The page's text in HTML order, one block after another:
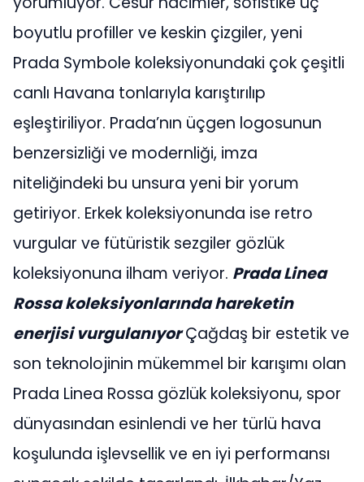
boyutlu profiller ve keskin çizgiler, yeni
Prada Symbole koleksiyonundaki çok çeşitli
canlı Havana tonlarıyla karıştırılıp
eşleştiriliyor. Prada’nın üçgen logosunun
benzersizliği ve modernliği, imza
niteliğindeki bu unsura yeni bir yorum
getiriyor. Erkek koleksiyonunda ise retro
vurgular ve fütüristik sezgiler gözlük
koleksiyonuna ilham veriyor. Prada Linea
Rossa koleksiyonlarında hareketin
enerjisi vurgulanıyorÇağdaş bir estetik ve
son teknolojinin mükemmel bir karışımı olan
Prada Linea Rossa gözlük koleksiyonu, spor
dünyasından esinlendi ve her türlü hava
koşulunda işlevsellik ve en iyi performansı